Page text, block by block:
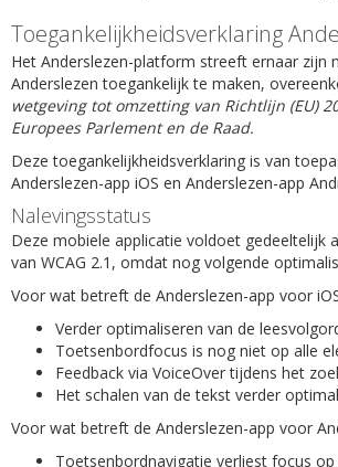
Toegankelijkheidsverklaring
Het Anderslezen-platform streeft ernaar zijn
Anderslezen toegankelijk te maken,
wetgeving tot omzetting van Richtlijn (EU)
Europees Parlement en de Raad.
Deze toegankelijkheidsverklaring is van
Anderslezen-app iOS en Anderslezen-app
Nalevingsstatus
Deze mobiele applicatie voldoet gedeeltelijk
van WCAG 2.1, omdat nog volgende
Voor wat betreft de Anderslezen-app voor
Verder optimaliseren van de
Toetsenbordfocus is nog niet op alle
Feedback via VoiceOver tijdens het
Het schalen van de tekst verder
Voor wat betreft de Anderslezen-app voor
Toetsenbordnavigatie verliest focus